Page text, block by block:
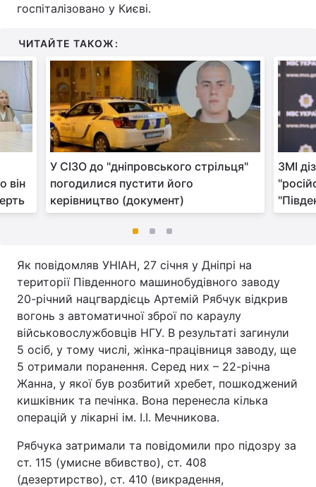
госпіталізовано у Києві.
ЧИТАЙТЕ ТАКОЖ:
він
У СІЗО до "дніпровського стрільця"
погодилися пустити його
керівництво (документ)
ЗМІ
Як повідомляв УНІАН, 27 січня у Дніпрі на
території Південного машинобудівного заводу
20-річний нацгвардієць Артемій Рябчук відкрив
вогонь з автоматичної зброї по караулу
військовослужбовців НГУ. В результаті загинули
5 осіб, у тому числі, жінка-працівниця заводу, ще
5 отримали поранення. Серед них – 22-річна
Жанна, у якої був розбитий хребет, пошкоджений
кишківник та печінка. Вона перенесла кілька
операцій у лікарні ім. І.І. Мечникова.
Рябчука затримали та повідомили про підозру за
ст. 115 (умисне вбивство), ст. 408
(дезертирство), ст. 410 (викрадення,